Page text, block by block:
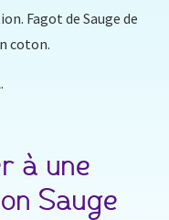
Fagot de Sauge de
coton.
à une
Sauge